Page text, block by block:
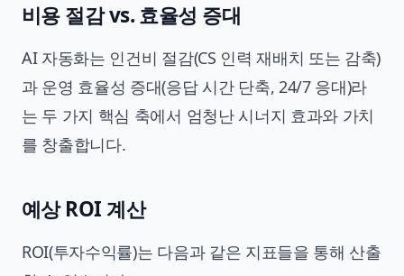
비용 절감 vs. 효율성 증대
AI 자동화는 인건비 절감(CS 인력 재배치 또는 감축)
과 운영 효율성 증대(응답 시간 단축, 24/7 응대)라
는 두 가지 핵심 축에서 엄청난 시너지 효과와 가치
를 창출합니다.
예상 ROI 계산
ROI(투자수익률)는 다음과 같은 지표들을 통해 산출